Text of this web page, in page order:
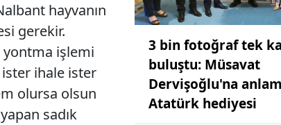
hayvanın
gerekir.
yontma işlemi
ihale ister
olursa olsun
sadık
3 bin fotoğraf tek
buluştu: Müsavat
Dervişoğlu'na
Atatürk hediyesi